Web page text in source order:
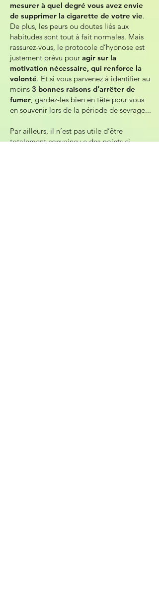
mesurer à quel degré vous avez envie
de supprimer la cigarette de votre vie.
De plus, les peurs ou doutes liés aux
habitudes sont tout à fait normales. Mais
rassurez-vous, le protocole d’hypnose est
justement prévu pour agir sur la
motivation nécessaire, qui renforce la
volonté. Et si vous parvenez à identifier au
moins 3 bonnes raisons d’arrêter de
fumer, gardez-les bien en tête pour vous
en souvenir lors de la période de sevrage...
Par ailleurs, il n’est pas utile d’être
totalement convaincu·e des points ci-